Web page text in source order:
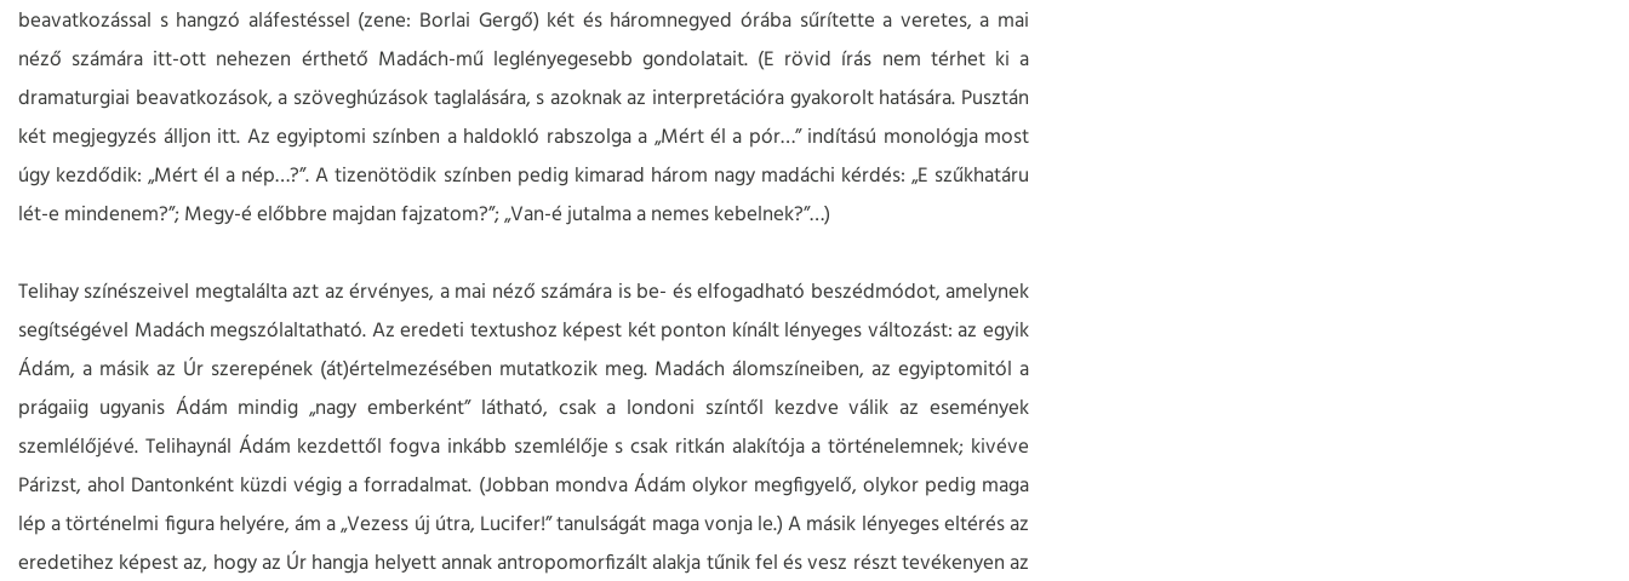
beavatkozással s hangzó aláfestéssel (zene: Borlai Gergő) két és háromnegyed órába sűrítette a veretes, a mai
néző számára itt-ott nehezen érthető Madách-mű leglényegesebb gondolatait. (E rövid írás nem térhet ki a
dramaturgiai beavatkozások, a szöveghúzások taglalására, s azoknak az interpretációra gyakorolt hatására. Pusztán
két megjegyzés álljon itt. Az egyiptomi színben a haldokló rabszolga a „Mért él a pór…” indítású monológja most
úgy kezdődik: „Mért él a nép…?”. A tizenötödik színben pedig kimarad három nagy madáchi kérdés: „E szűkhatáru
lét-e mindenem?”; Megy-é előbbre majdan fajzatom?”; „Van-é jutalma a nemes kebelnek?”…)
Telihay színészeivel megtalálta azt az érvényes, a mai néző számára is be- és elfogadható beszédmódot, amelynek
segítségével Madách megszólaltatható. Az eredeti textushoz képest két ponton kínált lényeges változást: az egyik
Ádám, a másik az Úr szerepének (át)értelmezésében mutatkozik meg. Madách álomszíneiben, az egyiptomitól a
prágaiig ugyanis Ádám mindig „nagy emberként” látható, csak a londoni színtől kezdve válik az események
szemlélőjévé. Telihaynál Ádám kezdettől fogva inkább szemlélője s csak ritkán alakítója a történelemnek; kivéve
Párizst, ahol Dantonként küzdi végig a forradalmat. (Jobban mondva Ádám olykor megfigyelő, olykor pedig maga
lép a történelmi figura helyére, ám a „Vezess új útra, Lucifer!” tanulságát maga vonja le.) A másik lényeges eltérés az
eredetihez képest az, hogy az Úr hangja helyett annak antropomorfizált alakja tűnik fel és vesz részt tevékenyen az